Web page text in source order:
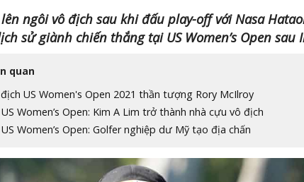
lên ngôi vô địch sau khi đấu play-off với Nasa
sử giành chiến thắng tại US Women’s Open sau
quan
US Women's Open 2021 thần tượng Rory McIlroy
Women’s Open: Kim A Lim trở thành nhà cựu vô địch
Women’s Open: Golfer nghiệp dư Mỹ tạo địa chấn